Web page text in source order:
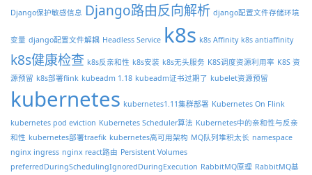
Django保护敏感信息 Django路由反向解析 django配置文件存储环境
变量 django配置文件解耦 Headless Service k8s k8s Affinity k8s antiaffinity
k8s健康检查 k8s反亲和性 k8s安装 k8s无头服务 K8S调度资源利用率 K8S 资
源预留 k8s部署flink kubeadm 1.18 kubeadm证书过期了 kubelet资源预留
kubernetes kubernetes1.11集群部署 Kubernetes On Flink
kubernetes pod eviction Kubernetes Scheduler算法 Kubernetes中的亲和性与反亲
和性 kubernetes部署traefik kubernetes高可用架构 MQ队列堆积太长 namespace
nginx ingress nginx react路由 Persistent Volumes
preferredDuringSchedulingIgnoredDuringExecution RabbitMQ原理 RabbitMQ基